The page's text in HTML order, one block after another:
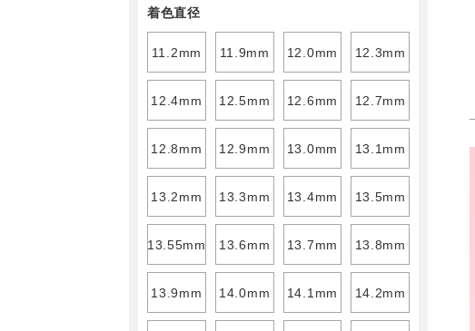
着色直径
11.2mm 11.9mm 12.0mm 12.3mm
12.4mm 12.5mm 12.6mm 12.7mm
12.8mm 12.9mm 13.0mm 13.1mm
13.2mm 13.3mm 13.4mm 13.5mm
13.55mm 13.6mm 13.7mm 13.8mm
13.9mm 14.0mm 14.1mm 14.2mm